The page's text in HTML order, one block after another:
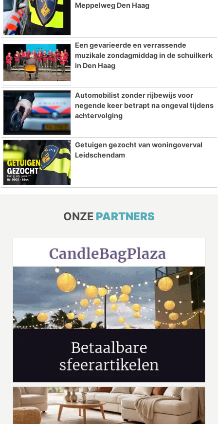
Meppelweg Den Haag
Een gevarieerde en verrassende
muzikale zondagmiddag in de schuilkerk
in Den Haag
Automobilist zonder rijbewijs voor
negende keer betrapt na ongeval tijdens
achtervolging
Getuigen gezocht van woningoverval
Leidschendam
ONZE PARTNERS